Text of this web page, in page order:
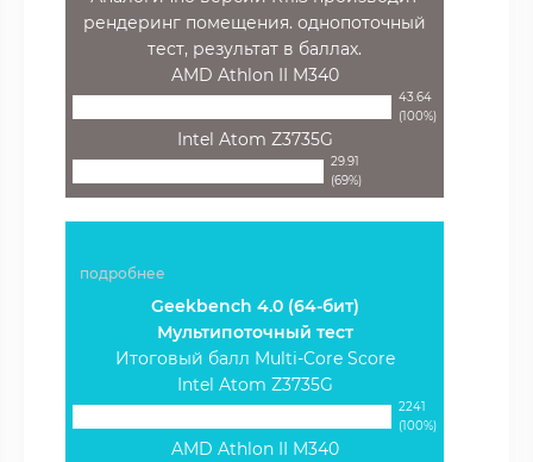
рендеринг помещения. однопоточный
тест, результат в баллах.
AMD Athlon II M340
43.64
(100%)
Intel Atom Z3735G
29.91
(69%)
подробнее
Geekbench 4.0 (64-бит)
Мультипоточный тест
Итоговый балл Multi-Core Score
Intel Atom Z3735G
2241
(100%)
AMD Athlon II M340